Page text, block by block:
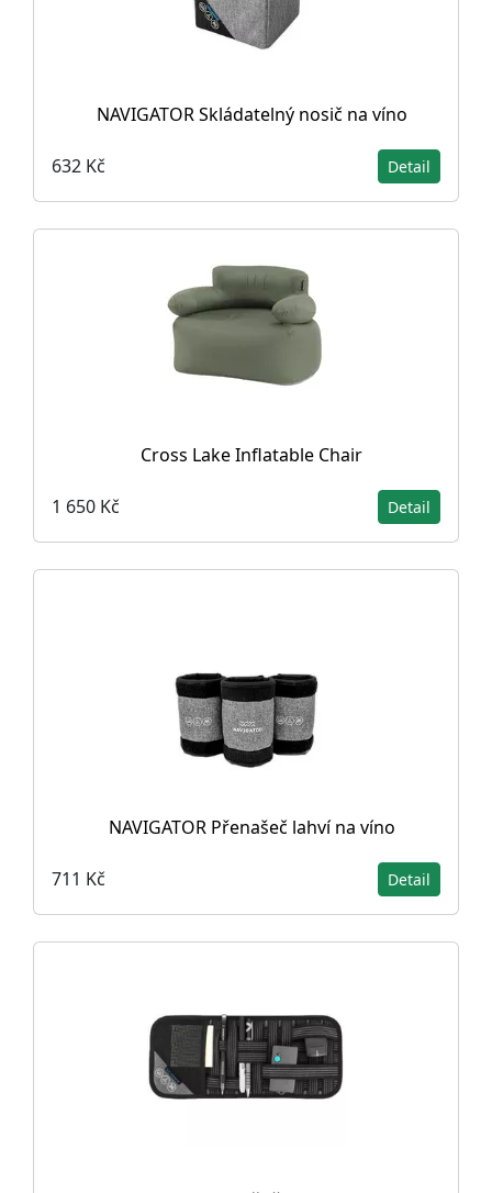
NAVIGATOR Skládatelný nosič na víno
632 Kč Detail
Cross Lake Inflatable Chair
1 650 Kč Detail
NAVIGATOR Přenašeč lahví na víno
711 Kč Detail